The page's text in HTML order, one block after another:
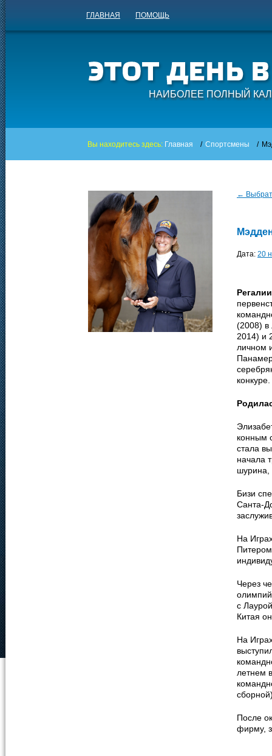
ГЛАВНАЯ ПОМОЩЬ
НАИБОЛЕЕ ПОЛНЫЙ
Вы находитесь здесь: Главная / Спортсмены /
←
Дата: 20
(2008) в
2014) и
личном
конкуре.
конным
стала
начала
шурина,
Бизи
Санта-
На
Через
с
Китая
На
летнем
После
фирму,